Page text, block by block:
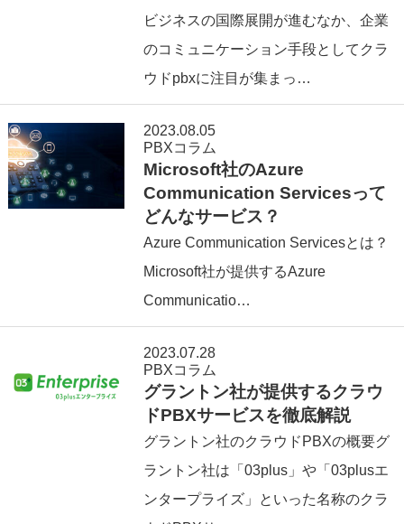
ビジネスの国際展開が進むなか、企業
のコミュニケーション手段としてクラ
ウドpbxに注目が集まっ…
2023.08.05
PBXコラム
Microsoft社のAzure
Communication Servicesって
どんなサービス？
Azure Communication Servicesとは？
Microsoft社が提供するAzure
Communicatio…
2023.07.28
PBXコラム
グラントン社が提供するクラウ
ドPBXサービスを徹底解説
グラントン社のクラウドPBXの概要グ
ラントン社は「03plus」や「03plusエ
ンタープライズ」といった名称のクラ